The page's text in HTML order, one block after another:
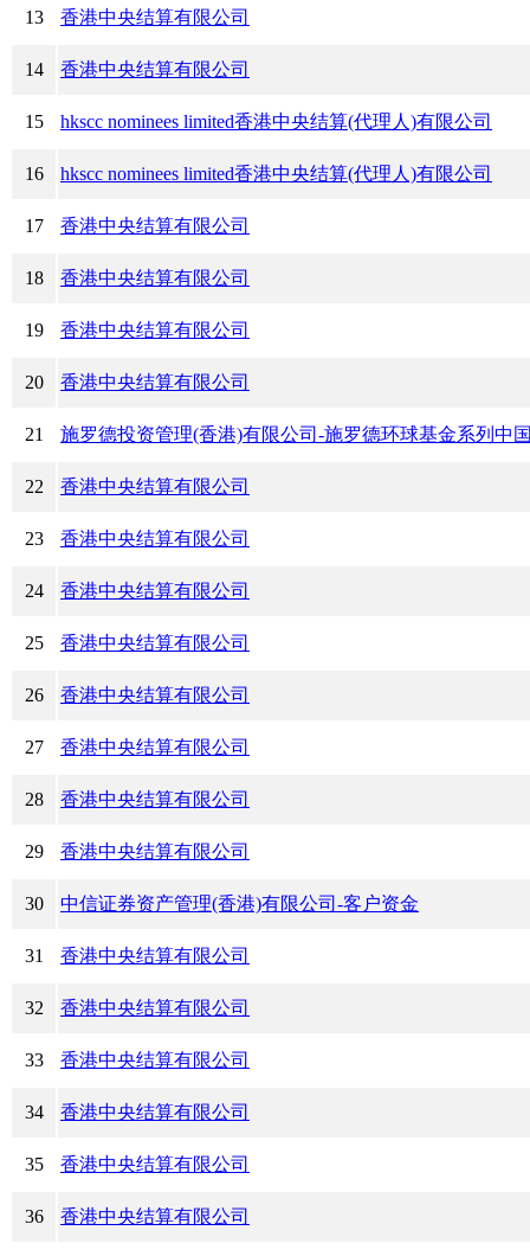
13 香港中央结算有限公司
14 香港中央结算有限公司
15 hkscc nominees limited香港中央结算(代理人)有限公司
16 hkscc nominees limited香港中央结算(代理人)有限公司
17 香港中央结算有限公司
18 香港中央结算有限公司
19 香港中央结算有限公司
20 香港中央结算有限公司
21 施罗德投资管理(香港)有限公司-施罗德环球基金系列中
22 香港中央结算有限公司
23 香港中央结算有限公司
24 香港中央结算有限公司
25 香港中央结算有限公司
26 香港中央结算有限公司
27 香港中央结算有限公司
28 香港中央结算有限公司
29 香港中央结算有限公司
30 中信证券资产管理(香港)有限公司-客户资金
31 香港中央结算有限公司
32 香港中央结算有限公司
33 香港中央结算有限公司
34 香港中央结算有限公司
35 香港中央结算有限公司
36 香港中央结算有限公司